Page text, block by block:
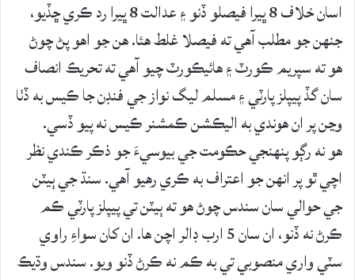
اسان خلاف 8 ڀيرا فيصلو ڏنو ۽ عدالت 8 ڀيرا رد ڪري ڇڏيو،
جنهن جو مطلب آهي ته فيصلا غلط هئا. هن جو اهو پڻ چوڻ
هو ته سپريم ڪورٽ ۽ هائيڪورٽ چيو آهي ته تحريڪ انصاف
سان گڏ پيپلز پارٽي ۽ مسلم ليگ نواز جي فنڊن جا ڪيس به ڏٺا
وڃن پر ان هوندي به اليڪشن ڪمشنر ڪيس نه پيو ڏسي.
هو نه رڳو پنهنجي حڪومت جي بيوسيءَ جو ذڪر ڪندي نظر
اچي ٿو پر انهن جو اعتراف به ڪري رهيو آهي. سنڌ جي ٻيٽن
جي حوالي سان سندس چوڻ هو ته ٻيٽن تي پيپلز پارٽي ڪم
ڪرڻ نه ڏنو، ان سان 5 ارب ڊالر اچن ها. ان کان سواءِ راوي
سٽي واري منصوبي تي به ڪم نه ڪرڻ ڏنو ويو. سندس وڌيڪ